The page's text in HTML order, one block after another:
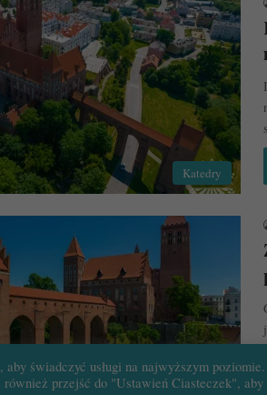
Katedry
aby świadczyć usługi na najwyższym
przejść do "Ustawień Ciasteczek",